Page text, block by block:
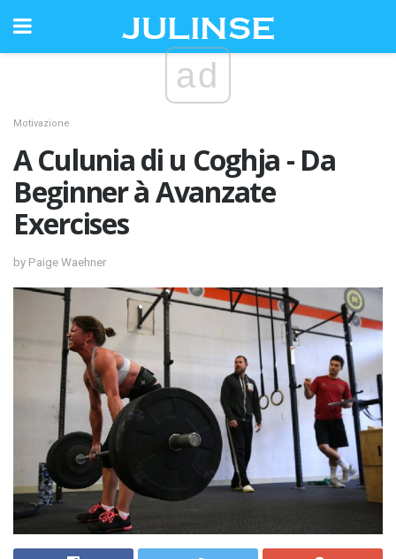
ad
Motivazione
A Culunia di u Coghja - Da
Beginner à Avanzate
Exercises
by Paige Waehner